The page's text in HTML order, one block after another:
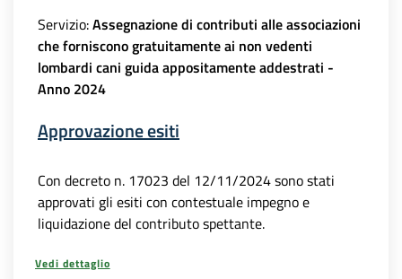
Servizio:Assegnazione di contributi alle associazioni
che forniscono gratuitamente ai non vedenti
lombardi cani guida appositamente addestrati -
Anno 2024
Approvazione esiti
Con decreto n. 17023 del 12/11/2024 sono stati
approvati gli esiti con contestuale impegno e
liquidazione del contributo spettante.
Vedi dettaglio